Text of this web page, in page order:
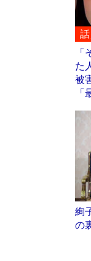
た
被
絢
の